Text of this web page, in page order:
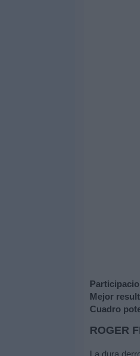
Mejor
Cuadro
ROGER
La dura